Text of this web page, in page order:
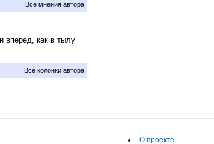
Все мнения автора
вперед, как в тылу
Все колонки автора
О проекте